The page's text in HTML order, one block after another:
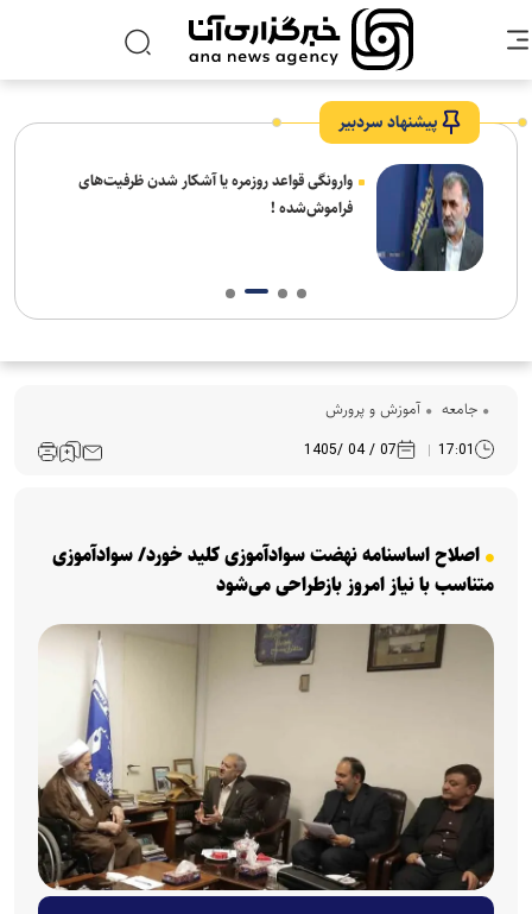
پیشنهاد سردبیر
وارونگی قواعد روزمره یا آشکار شدن ظرفیت‌های
فراموش‌شده !
جامعه آموزش و پرورش
17:01
07 / 04 /1405
اصلاح اساسنامه نهضت سوادآموزی کلید خورد/ سوادآموزی
متناسب با نیاز امروز بازطراحی می‌شود